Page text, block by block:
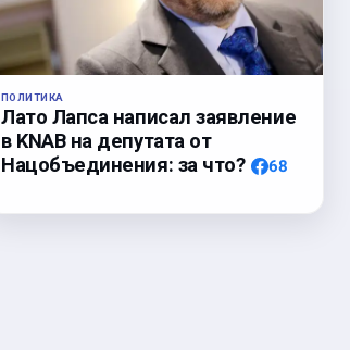
ПОЛИТИКА
Лато Лапса написал заявление
в KNAB на депутата от
Нацобъединения: за что?
68